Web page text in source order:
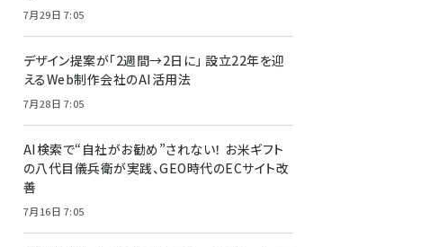
7月29日 7:05
デザイン提案が「2週間→2日に」 設立22年を迎
えるWeb制作会社のAI活用法
7月28日 7:05
AI検索で“自社がお勧め”されない！ お米ギフト
の八代目儀兵衛が実践、GEO時代のECサイト改
善
7月16日 7:05